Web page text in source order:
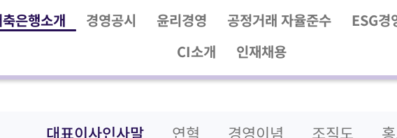
은행소개 경영공시 윤리경영 공정거래 자율준수
ESG경
CI소개
인재채용
대표이사인사말 연혁 경영이념 조직도